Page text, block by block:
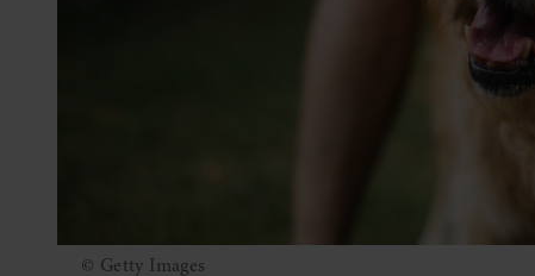
© Getty Images